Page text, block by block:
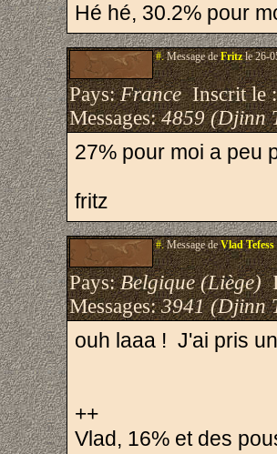
Hé hé, 30.2% pour
#.Message deFritzle 26-
Pays:FranceInscrit le
Messages:4859 (Djinn
27% pour moi a peu
fritz
#.Message deVlad Tefess
Pays:Belgique (Liège)
Messages:3941 (Djinn
ouh laaa ! J'ai pris
++
Vlad, 16% et des